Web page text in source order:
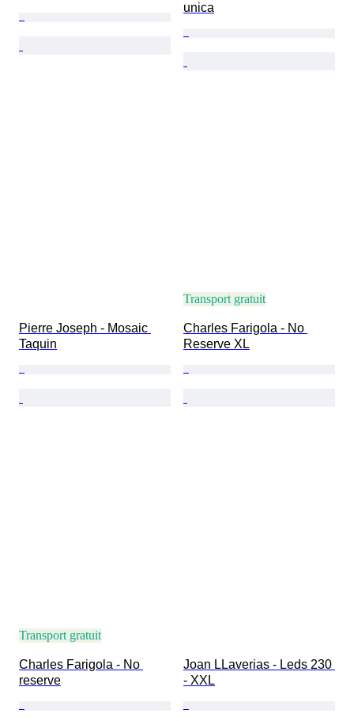
unica
Pierre Joseph - Mosaic
Taquin
Transport gratuit
Charles Farigola - No
Reserve XL
Transport gratuit
Charles Farigola - No
reserve
Joan LLaverias - Leds 230
- XXL